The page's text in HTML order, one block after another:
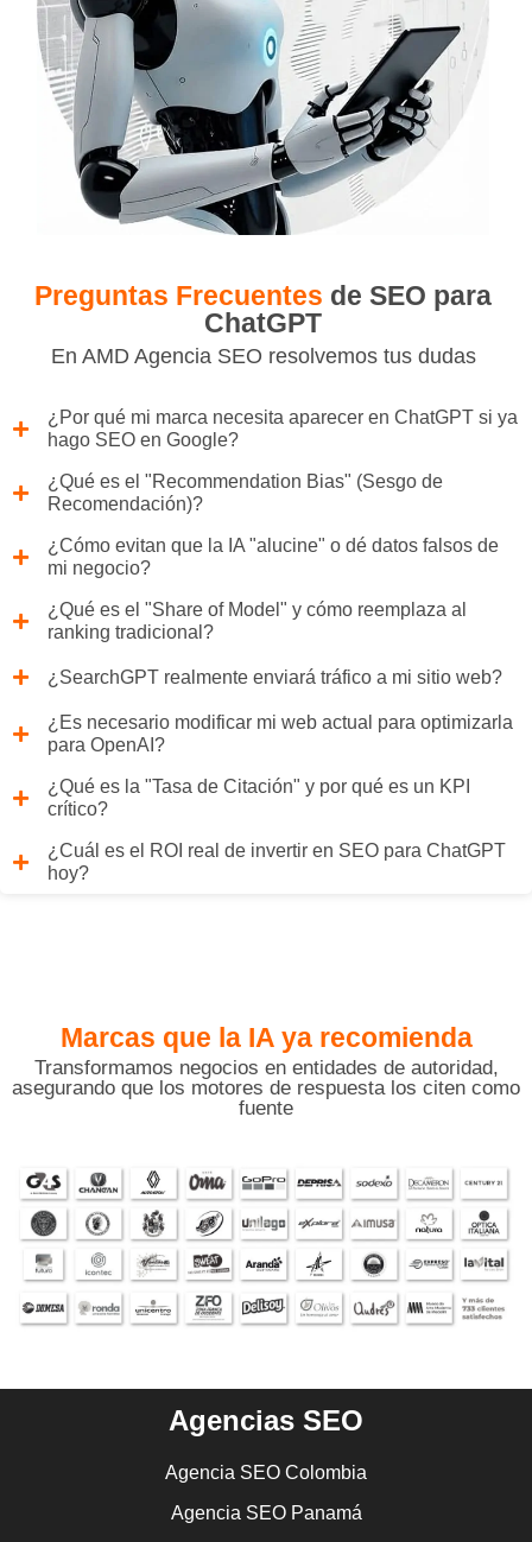
Preguntas Frecuentes de SEO para
ChatGPT
En AMD Agencia SEO resolvemos tus dudas
¿Por qué mi marca necesita aparecer en ChatGPT si ya
hago SEO en Google?
¿Qué es el "Recommendation Bias" (Sesgo de
Recomendación)?
¿Cómo evitan que la IA "alucine" o dé datos falsos de
mi negocio?
¿Qué es el "Share of Model" y cómo reemplaza al
ranking tradicional?
¿SearchGPT realmente enviará tráfico a mi sitio web?
¿Es necesario modificar mi web actual para optimizarla
para OpenAI?
¿Qué es la "Tasa de Citación" y por qué es un KPI
crítico?
¿Cuál es el ROI real de invertir en SEO para ChatGPT
hoy?
Marcas que la IA ya recomienda
Transformamos negocios en entidades de autoridad,
asegurando que los motores de respuesta los citen como
fuente
Agencias SEO
Agencia SEO Colombia
Agencia SEO Panamá